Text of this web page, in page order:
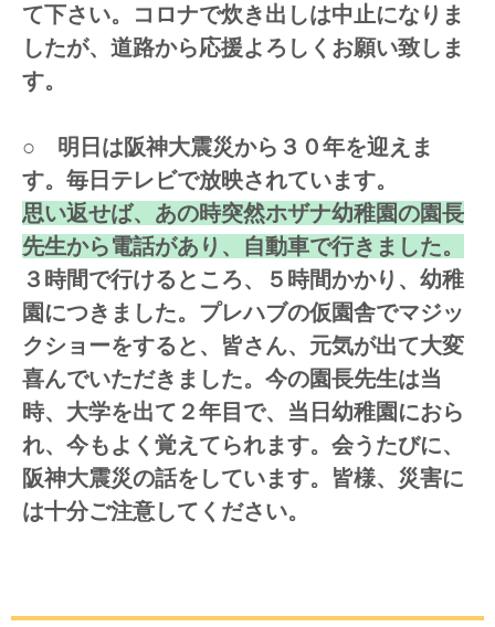
て下さい。コロナで炊き出しは中止になりま
したが、道路から応援よろしくお願い致しま
す。
○ 明日は阪神大震災から３０年を迎えま
す。毎日テレビで放映されています。
思い返せば、あの時突然ホザナ幼稚園の園長
先生から電話があり、自動車で行きました。
３時間で行けるところ、５時間かかり、幼稚
園につきました。プレハブの仮園舎でマジッ
クショーをすると、皆さん、元気が出て大変
喜んでいただきました。今の園長先生は当
時、大学を出て２年目で、当日幼稚園におら
れ、今もよく覚えてられます。会うたびに、
阪神大震災の話をしています。皆様、災害に
は十分ご注意してください。